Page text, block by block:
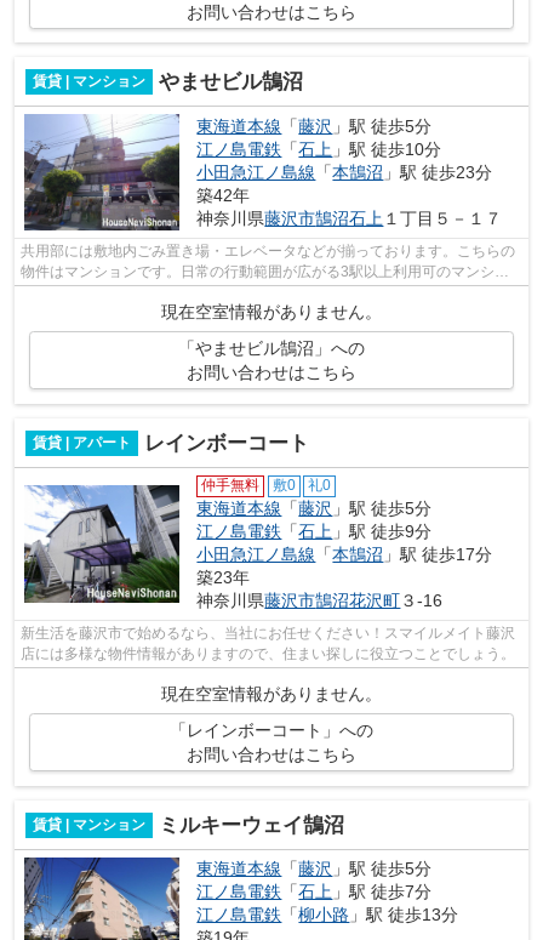
お問い合わせはこちら
賃貸 | マンション やませビル鵠沼
東海道本線 「藤沢 」駅 徒歩5分
江ノ島電鉄 「石上 」駅 徒歩10分
小田急江ノ島線 「本鵠沼 」駅 徒歩23分
築42年
神奈川県藤沢市鵠沼石上 １丁目５－１７
共用部には敷地内ごみ置き場・エレベータなどが揃っております。こちらの
物件はマンションです。日常の行動範囲が広がる3駅以上利用可のマンショ
現在空室情報がありません。
「やませビル鵠沼」への
お問い合わせはこちら
賃貸 | アパート レインボーコート
仲手無料 敷0 礼0
東海道本線 「藤沢 」駅 徒歩5分
江ノ島電鉄 「石上 」駅 徒歩9分
小田急江ノ島線 「本鵠沼 」駅 徒歩17分
築23年
神奈川県藤沢市鵠沼花沢町３-16
新生活を藤沢市で始めるなら、当社にお任せください！スマイルメイト藤沢
店には多様な物件情報がありますので、住まい探しに役立つことでしょう。
現在空室情報がありません。
「レインボーコート」への
お問い合わせはこちら
賃貸 | マンション ミルキーウェイ鵠沼
東海道本線 「藤沢 」駅 徒歩5分
江ノ島電鉄 「石上 」駅 徒歩7分
江ノ島電鉄 「柳小路 」駅 徒歩13分